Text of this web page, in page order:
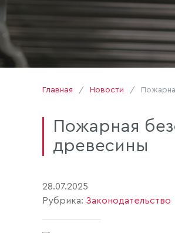
Главная Новости
Пожарная
древесины
28.07.2025
Рубрика: Законодательство